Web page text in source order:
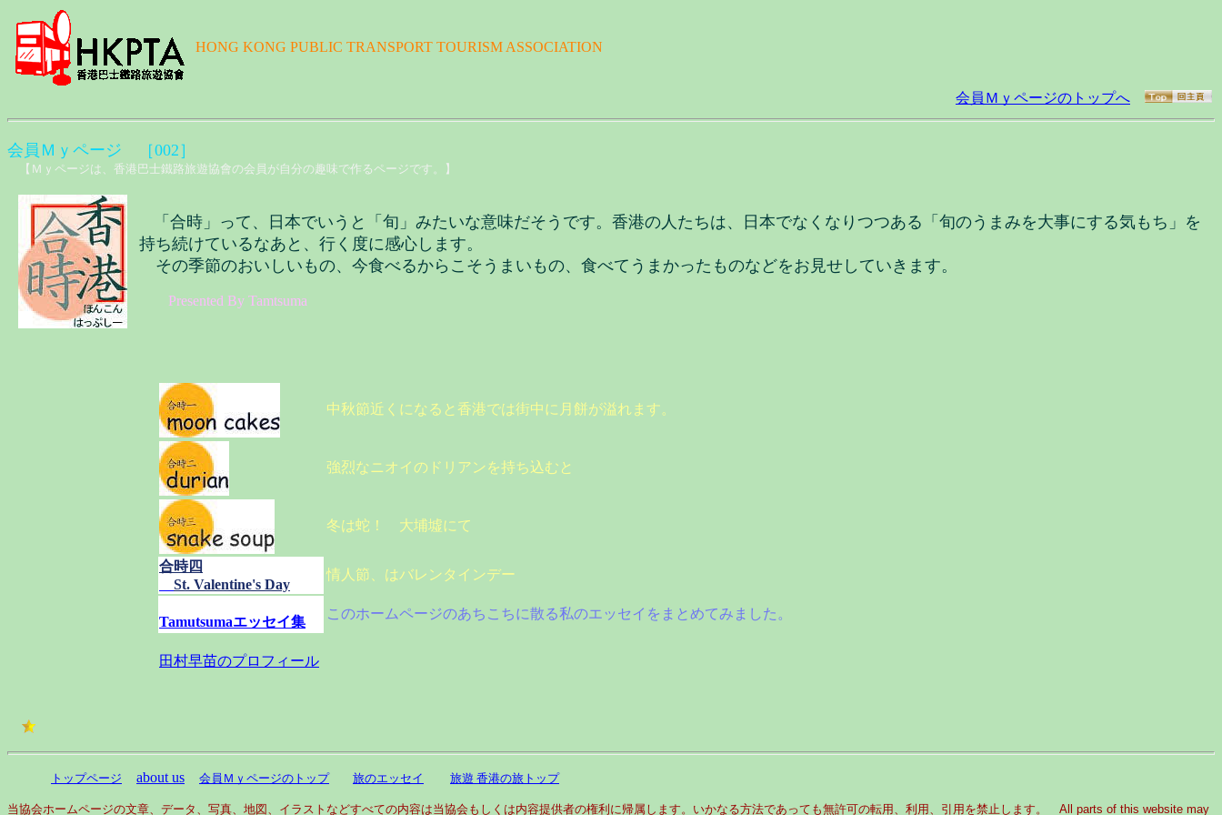
HONG KONG PUBLIC TRANSPORT TOURISM ASSOCIATION
会員Ｍｙページのトップへ
会員Ｍｙページ ［002］
【Ｍｙページは、香港巴士鐵路旅遊協會の会員が自分の趣味で作るページです。】
「合時」って、日本でいうと「旬」みたいな意味だそうです。香港の人たちは、日本でなくなりつつある「旬のうまみを大事にする気もち」を
持ち続けているなあと、行く度に感心します。
その季節のおいしいもの、今食べるからこそうまいもの、食べてうまかったものなどをお見せしていきます。
Presented By Tamtsuma
中秋節近くになると香港では街中に月餅が溢れます。
強烈なニオイのドリアンを持ち込むと
冬は蛇！ 大埔墟にて
合時四
St. Valentine's Day
情人節、はバレンタインデー
Tamutsumaエッセイ集
このホームページのあちこちに散る私のエッセイをまとめてみました。
田村早苗のプロフィール
トップページ about us 会員Ｍｙページのトップ 旅のエッセイ 旅遊 香港の旅トップ
当協会ホームページの文章、データ、写真、地図、イラストなどすべての内容は当協会もしくは内容提供者の権利に帰属します。いかなる方法であっても無許可の転用、利用、引用を禁止します。 All parts of this website may